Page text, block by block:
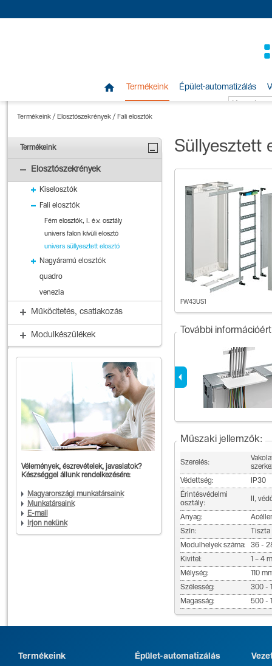
 Termékeink Épület-automatizálás
Termékeink/ Elosztószekrények/ Fali elosztók
Termékeink
Elosztószekrények
Kiselosztók
Fali elosztók
Fém elosztók, I. é.v. osztály
univers falon kívüli elosztó
univers süllyesztett elosztó
Nagyáramú elosztók
quadro
venezia
Működtetés, csatlakozás
Modulkészülékek
Vélemények, észrevételek, javaslatok?
Készséggel állunk rendelkezésére:
Magyarországi munkatársaink
Munkatársaink
E-mail
Írjon nekünk
Süllyesztett
FW43US1
További
Műszaki jellemzők:
Szerelés:
Védettség:
IP30
Érintésvédelmi
osztály:
II,
Anyag:
Szín:
Modulhelyek száma:
36 -
Kivitel:
1 – 4
Mélység:
110
Szélesség:
300 -
Magasság:
500 -
Termékeink Épület-automatizálás